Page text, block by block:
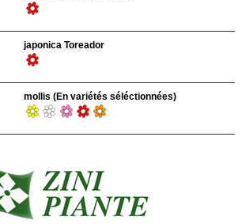
japonica Toreador
mollis (En variétés séléctionnées)